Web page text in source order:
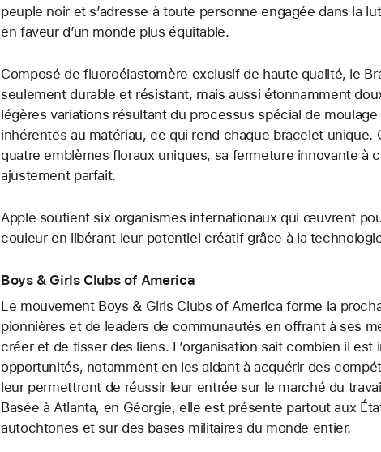
peuple noir et s’adresse à toute personne engagée dans la
en faveur d’un monde plus équitable.
Composé de fluoroélastomère exclusif de haute qualité, le
seulement durable et résistant, mais aussi étonnamment
légères variations résultant du processus spécial de
inhérentes au matériau, ce qui rend chaque bracelet unique.
quatre emblèmes floraux uniques, sa fermeture innovante à
ajustement parfait.
Apple soutient six organismes internationaux qui œuvrent
couleur en libérant leur potentiel créatif grâce à la
Boys & Girls Clubs of America
Le mouvement Boys & Girls Clubs of America forme la
pionnières et de leaders de communautés en offrant à ses
créer et de tisser des liens. L’organisation sait combien il est
opportunités, notamment en les aidant à acquérir des
leur permettront de réussir leur entrée sur le marché du
Basée à Atlanta, en Géorgie, elle est présente partout aux
autochtones et sur des bases militaires du monde entier.